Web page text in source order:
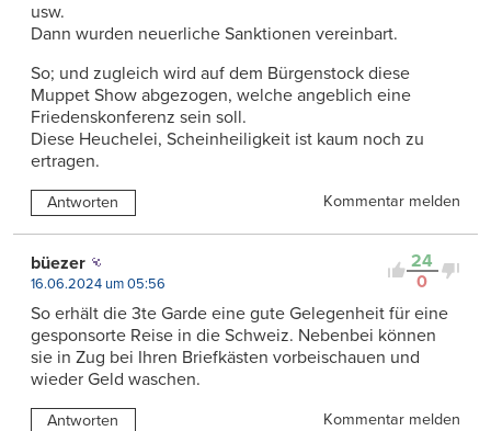
usw.
Dann wurden neuerliche Sanktionen vereinbart.
So; und zugleich wird auf dem Bürgenstock diese
Muppet Show abgezogen, welche angeblich eine
Friedenskonferenz sein soll.
Diese Heuchelei, Scheinheiligkeit ist kaum noch zu
ertragen.
Antworten Kommentar melden
24
0
büezer
16.06.2024 um 05:56
So erhält die 3te Garde eine gute Gelegenheit für eine
gesponsorte Reise in die Schweiz. Nebenbei können
sie in Zug bei Ihren Briefkästen vorbeischauen und
wieder Geld waschen.
Antworten Kommentar melden